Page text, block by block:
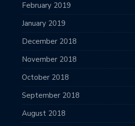
February 2019
January 2019
December 2018
November 2018
October 2018
September 2018
August 2018